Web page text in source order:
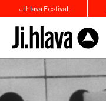
Ji.hlava Festival